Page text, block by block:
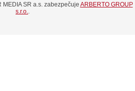
SR a.s. zabezpečuje ARBERTO GROUP
s.r.o..